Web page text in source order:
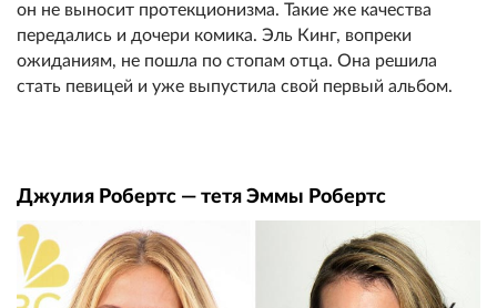
он не выносит протекционизма. Такие же качества
передались и дочери комика. Эль Кинг, вопреки
ожиданиям, не пошла по стопам отца. Она решила
стать певицей и уже выпустила свой первый альбом.
Джулия Робертс — тетя Эммы Робертс